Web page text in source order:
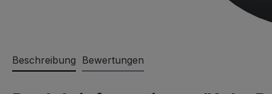
Beschreibung Bewertungen